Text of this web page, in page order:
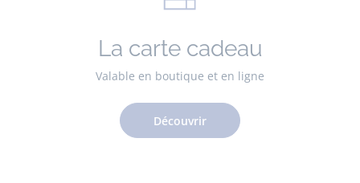
La carte cadeau
Valable en boutique et en ligne
Découvrir